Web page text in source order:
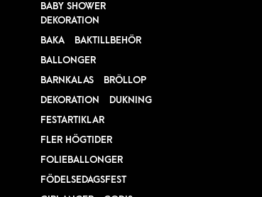
BABY SHOWER
DEKORATION
BAKA
BAKTILLBEHÖR
BALLONGER
BARNKALAS
BRÖLLOP
DEKORATION
DUKNING
FESTARTIKLAR
FLER HÖGTIDER
FOLIEBALLONGER
FÖDELSEDAGSFEST